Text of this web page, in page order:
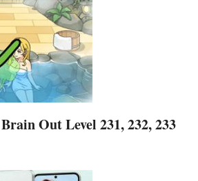
Out Level 231, 232, 233